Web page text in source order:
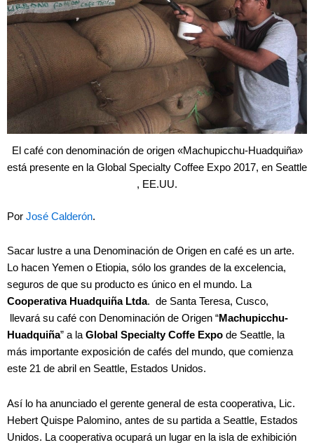
El café con denominación de origen «Machupicchu-Huadquiña»
está presente en la Global Specialty Coffee Expo 2017, en Seattle
, EE.UU.
Por José Calderón.
Sacar lustre a una Denominación de Origen en café es un arte.
Lo hacen Yemen o Etiopia, sólo los grandes de la excelencia,
seguros de que su producto es único en el mundo. La
Cooperativa Huadquiña Ltda. de Santa Teresa, Cusco,
llevará su café con Denominación de Origen “Machupicchu-
Huadquiña” a laGlobal Specialty Coffe Expo de Seattle, la
más importante exposición de cafés del mundo, que comienza
este 21 de abril en Seattle, Estados Unidos.
Así lo ha anunciado el gerente general de esta cooperativa, Lic.
Hebert Quispe Palomino, antes de su partida a Seattle, Estados
Unidos. La cooperativa ocupará un lugar en la isla de exhibición